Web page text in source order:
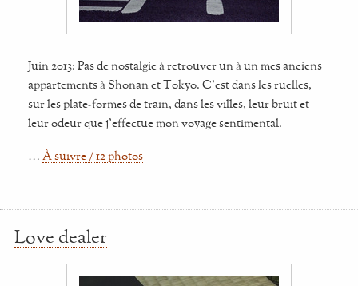
Juin 2013: Pas de nostalgie à retrouver un à un mes anciens
appartements à Shonan et Tokyo. C'est dans les ruelles,
sur les plate-formes de train, dans les villes, leur bruit et
leur odeur que j'effectue mon voyage sentimental.
… À suivre / 12 photos
Love dealer